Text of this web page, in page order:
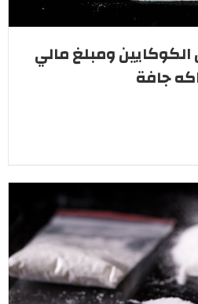
الكوكايين ومبلغ مالي
جافة